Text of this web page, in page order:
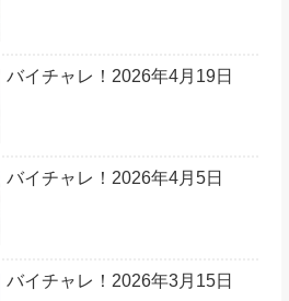
バイチャレ！2026年4月19日
バイチャレ！2026年4月5日
バイチャレ！2026年3月15日